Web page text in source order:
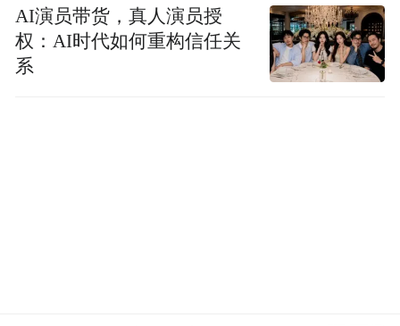
AI演员带货，真人演员授
权：AI时代如何重构信任关
系